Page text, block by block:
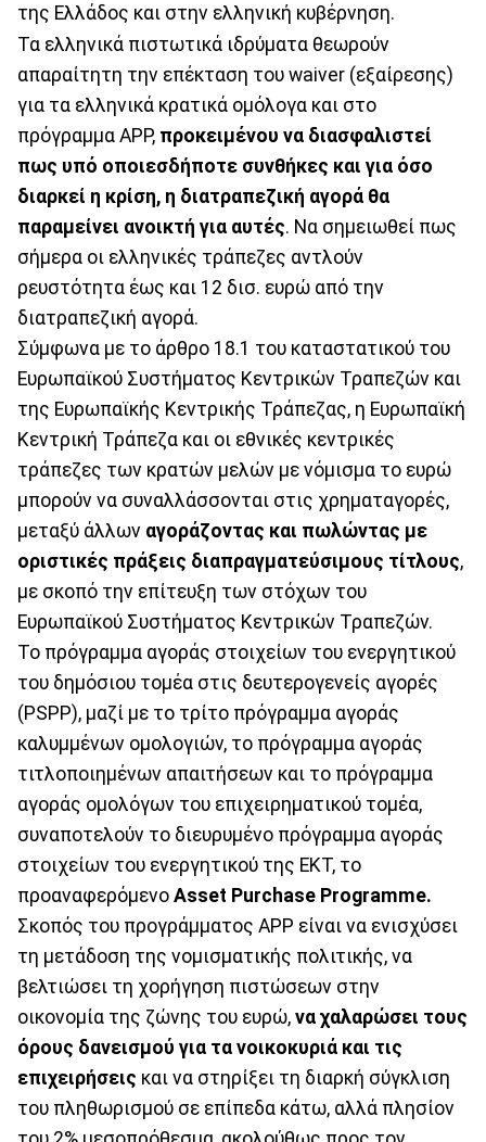
της Ελλάδος και στην ελληνική κυβέρνηση.
Τα ελληνικά πιστωτικά ιδρύματα θεωρούν
απαραίτητη την επέκταση του waiver (εξαίρεσης)
για τα ελληνικά κρατικά ομόλογα και στο
πρόγραμμα APP, προκειμένου να διασφαλιστεί
πως υπό οποιεσδήποτε συνθήκες και για όσο
διαρκεί η κρίση, η διατραπεζική αγορά θα
παραμείνει ανοικτή για αυτές. Να σημειωθεί πως
σήμερα οι ελληνικές τράπεζες αντλούν
ρευστότητα έως και 12 δισ. ευρώ από την
διατραπεζική αγορά.
Σύμφωνα με το άρθρο 18.1 του καταστατικού του
Ευρωπαϊκού Συστήματος Κεντρικών Τραπεζών και
της Ευρωπαϊκής Κεντρικής Τράπεζας, η Ευρωπαϊκή
Κεντρική Τράπεζα και οι εθνικές κεντρικές
τράπεζες των κρατών μελών με νόμισμα το ευρώ
μπορούν να συναλλάσσονται στις χρηματαγορές,
μεταξύ άλλων αγοράζοντας και πωλώντας με
οριστικές πράξεις διαπραγματεύσιμους τίτλους,
με σκοπό την επίτευξη των στόχων του
Ευρωπαϊκού Συστήματος Κεντρικών Τραπεζών.
Το πρόγραμμα αγοράς στοιχείων του ενεργητικού
του δημόσιου τομέα στις δευτερογενείς αγορές
(PSPP), μαζί με το τρίτο πρόγραμμα αγοράς
καλυμμένων ομολογιών, το πρόγραμμα αγοράς
τιτλοποιημένων απαιτήσεων και το πρόγραμμα
αγοράς ομολόγων του επιχειρηματικού τομέα,
συναποτελούν το διευρυμένο πρόγραμμα αγοράς
στοιχείων του ενεργητικού της ΕΚΤ, το
προαναφερόμενο Asset Purchase Programme.
Σκοπός του προγράμματος APP είναι να ενισχύσει
τη μετάδοση της νομισματικής πολιτικής, να
βελτιώσει τη χορήγηση πιστώσεων στην
οικονομία της ζώνης του ευρώ, να χαλαρώσει τους
όρους δανεισμού για τα νοικοκυριά και τις
επιχειρήσεις και να στηρίξει τη διαρκή σύγκλιση
του πληθωρισμού σε επίπεδα κάτω, αλλά πλησίον